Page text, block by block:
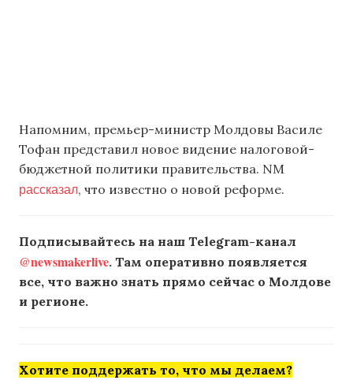
Напомним, премьер-министр Молдовы Василе
Тофан представил новое видение налоговой-
бюджетной политики правительства. NM
рассказал, что известно о новой реформе.
Подписывайтесь на наш Telegram-канал
@newsmakerlive. Там оперативно появляется
все, что важно знать прямо сейчас о Молдове
и регионе.
Хотите поддержать то, что мы делаем?